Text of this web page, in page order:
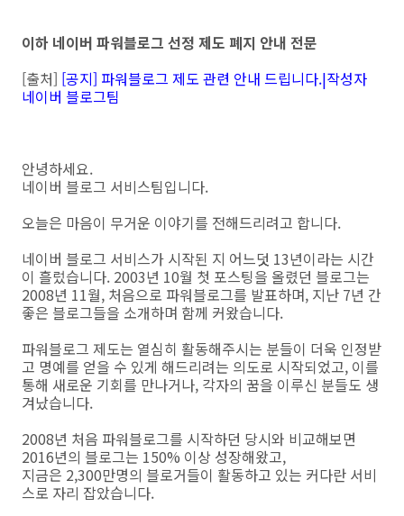
이하 네이버 파워블로그 선정 제도 폐지 안내 전문
[출처] [공지] 파워블로그 제도 관련 안내 드립니다.|작성자
네이버 블로그팀
안녕하세요.
네이버 블로그 서비스팀입니다.
오늘은 마음이 무거운 이야기를 전해드리려고 합니다.
네이버 블로그 서비스가 시작된 지 어느덧 13년이라는 시간
이 흘렀습니다. 2003년 10월 첫 포스팅을 올렸던 블로그는
2008년 11월, 처음으로 파워블로그를 발표하며, 지난 7년 간
좋은 블로그들을 소개하며 함께 커왔습니다.
파워블로그 제도는 열심히 활동해주시는 분들이 더욱 인정받
고 명예를 얻을 수 있게 해드리려는 의도로 시작되었고, 이를
통해 새로운 기회를 만나거나, 각자의 꿈을 이루신 분들도 생
겨났습니다.
2008년 처음 파워블로그를 시작하던 당시와 비교해보면
2016년의 블로그는 150% 이상 성장해왔고,
지금은 2,300만명의 블로거들이 활동하고 있는 커다란 서비
스로 자리 잡았습니다.